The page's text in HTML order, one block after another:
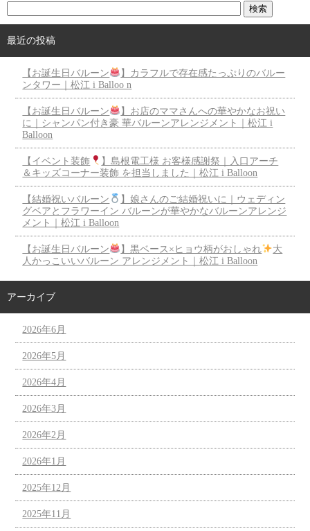
最近の投稿
【お誕生日バルーン
】カラフルで存在感たっぷりのバルー
ンタワー｜松江 i Balloo n
【お誕生日バルーン
】お店のママさんへの華やかなお祝い
に｜シャンパン付き豪 華バルーンアレンジメント｜松江 i
Balloon
【イベント装飾
】島根電工様 お客様感謝祭｜入口アーチ
＆キッズコーナー装飾 を担当しました｜松江 i Balloon
【結婚祝いバルーン
】娘さんのご結婚祝いに｜ウェディン
グベアとフラワーイン バルーンが華やかなバルーンアレンジ
メント｜松江 i Balloon
【お誕生日バルーン 】黒ベース×ヒョウ柄がおしゃれ
大
人かっこいいバルーン アレンジメント｜松江 i Balloon
アーカイブ
2026年6月
2026年5月
2026年4月
2026年3月
2026年2月
2026年1月
2025年12月
2025年11月